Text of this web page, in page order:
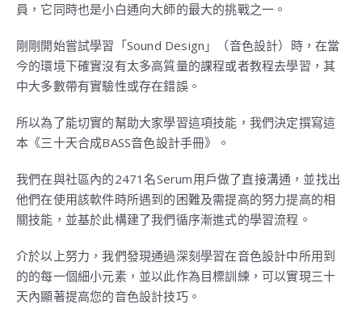
員，它同時也是小白通向大師的最大的挑戰之一。
剛剛開始嘗試學習「Sound Design」（音色設計）時，在當
今的環境下確實沒有太多高質量的課程或者教程去學習，其
中大多數帶有實驗性或存在錯誤。
所以為了能切實的幫助大家學習這項技能，我們決定撰寫這
本《三十天合成BASS音色設計手冊》。
我們在與社區內的2471名Serum用戶做了直接溝通，並找出
他們在使用該軟件時所遇到的困難及需提高的努力提高的相
關技能，並基於此構建了我們循序漸進式的學習流程。
介於以上努力，我們發現通過深刻學習在音色設計中所用到
的的每一個細小元素，並以此作為目標訓練，可以實現三十
天內顯著提高您的音色設計技巧。